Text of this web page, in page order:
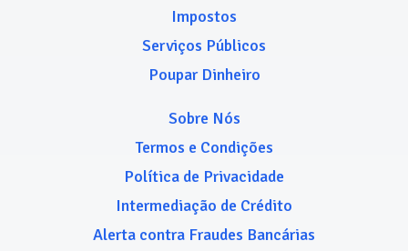
Impostos
Serviços Públicos
Poupar Dinheiro
Sobre Nós
Termos e Condições
Política de Privacidade
Intermediação de Crédito
Alerta contra Fraudes Bancárias